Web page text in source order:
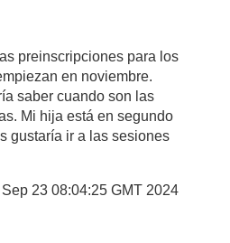
preinscripciones para los
en noviembre.
saber cuando son las
Mi hija está en segundo
gustaría ir a las sesiones
23 08:04:25 GMT 2024